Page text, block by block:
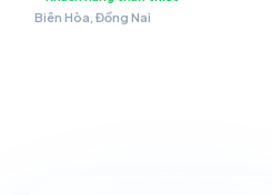
Biên Hòa, Đồng Nai